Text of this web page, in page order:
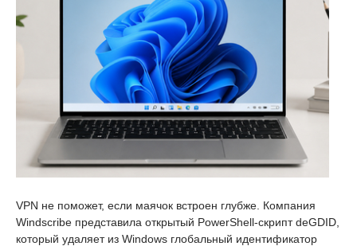
VPN не поможет, если маячок встроен глубже. Компания
Windscribe представила открытый PowerShell-скрипт deGDID,
который удаляет из Windows глобальный идентификатор